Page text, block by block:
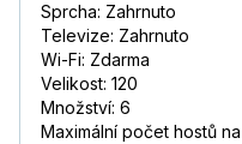
Sprcha: Zahrnuto
Televize: Zahrnuto
Wi-Fi: Zdarma
Velikost: 120
Množství: 6
Maximální počet hostů